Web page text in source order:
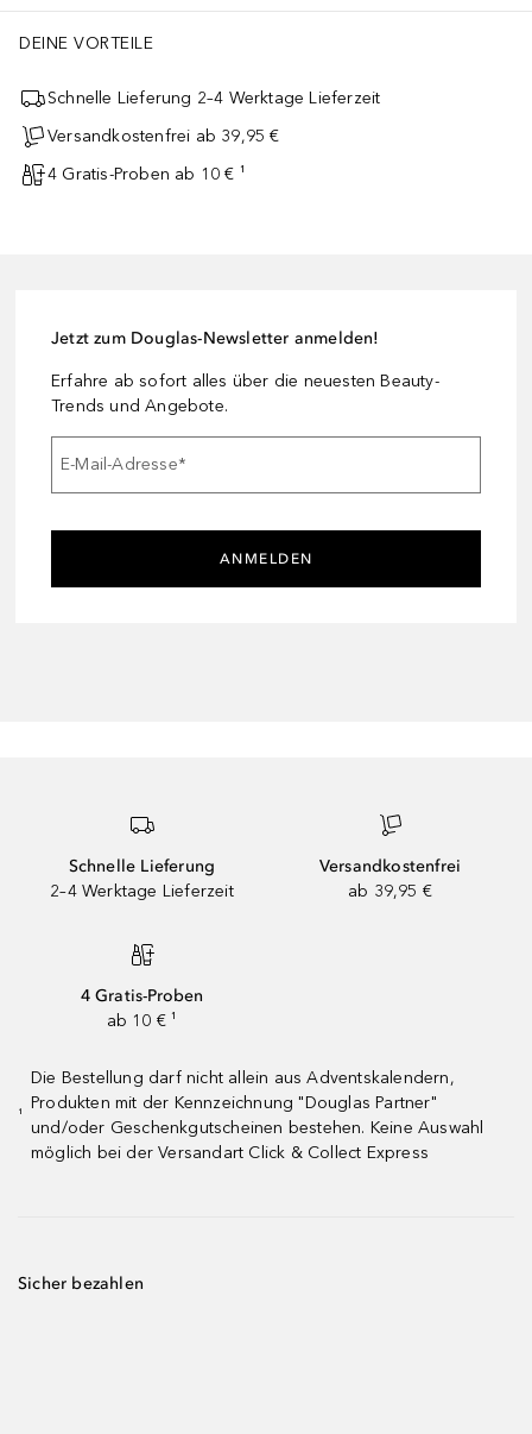
DEINE VORTEILE
Schnelle Lieferung 2–4 Werktage Lieferzeit
Versandkostenfrei ab 39,95 €
4 Gratis-Proben ab 10 € ¹
Jetzt zum Douglas-Newsletter anmelden!
Erfahre ab sofort alles über die neuesten Beauty-
Trends und Angebote.
E-Mail-Adresse*
ANMELDEN
Schnelle Lieferung
2–4 Werktage Lieferzeit
Versandkostenfrei
ab 39,95 €
4 Gratis-Proben
ab 10 € ¹
¹
Die Bestellung darf nicht allein aus Adventskalendern,
Produkten mit der Kennzeichnung "Douglas Partner"
und/oder Geschenkgutscheinen bestehen. Keine Auswahl
möglich bei der Versandart Click & Collect Express
Sicher bezahlen